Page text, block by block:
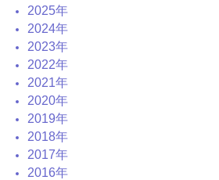
2025年
2024年
2023年
2022年
2021年
2020年
2019年
2018年
2017年
2016年